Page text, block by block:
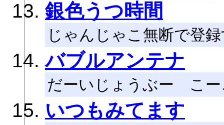
銀色うつ時間
じゃんじゃこ無断で登
バブルアンテナ
だーいじょうぶー こ
いつもみてます